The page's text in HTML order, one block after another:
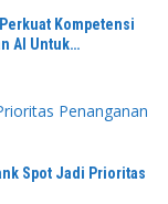
bersama sama
Jaya Jaya,”Kompetensi
AI Untuk
Spot Jadi Prioritas